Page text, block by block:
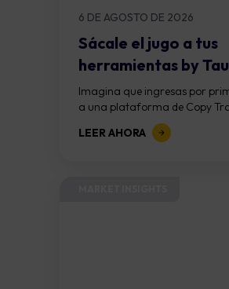
6 DE AGOSTO DE 2026
Sácale el jugo a tus
herramientas by
Copiar una...
Imagina que ingresas por
a una plataforma de Copy
Encuentras dos traders. El
obtenido una rentabilidad del
LEER AHORA